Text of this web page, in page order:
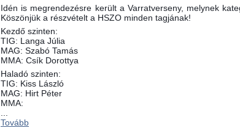
Idén is megrendezésre került a Varratverseny, melynek
Köszönjük a részvételt a HSZO minden tagjának!
Kezdő szinten:
TIG: Langa Júlia
MAG: Szabó Tamás
MMA: Csík Dorottya
Haladó szinten:
TIG: Kiss László
MAG: Hirt Péter
MMA:
Tovább